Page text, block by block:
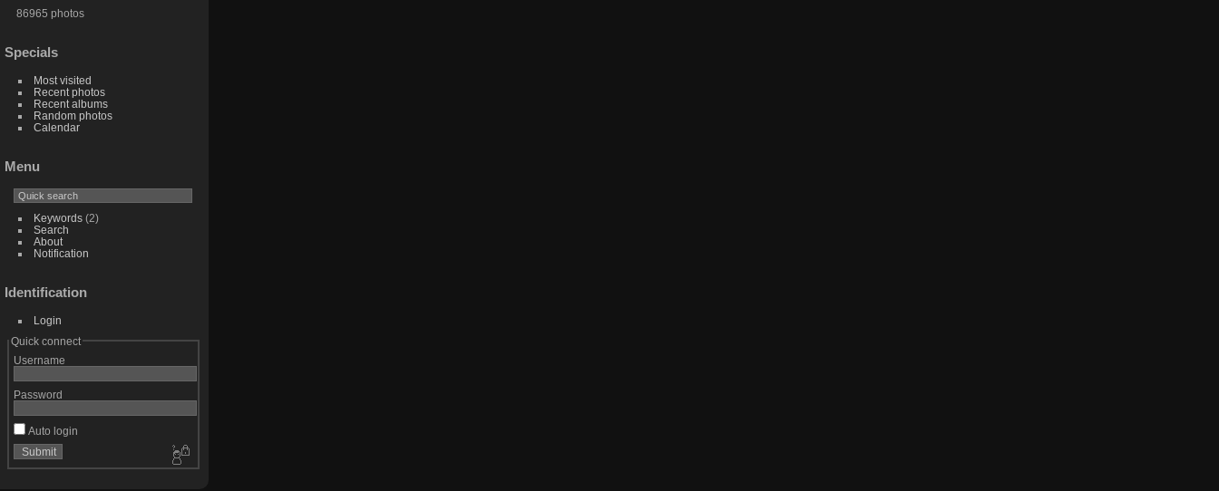
86965 photos
Specials
Most visited
Recent photos
Recent albums
Random photos
Calendar
Menu
Keywords(2)
Search
About
Notification
Identification
Login
Quick connect
Username
Password
Auto login